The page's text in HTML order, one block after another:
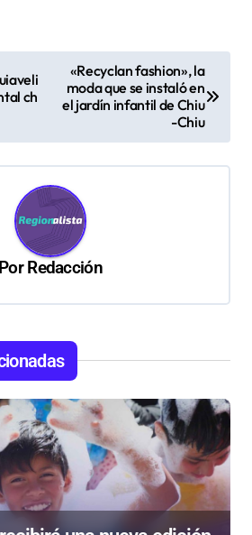
ch
«Recyclan fashion», la
moda que se instaló en
el jardín infantil de Chiu
-Chiu
PorRedacción